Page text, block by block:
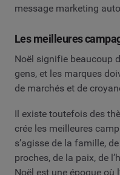
message marketing
Les meilleures
Noël signifie beaucoup
gens, et les marques
de marchés et de
Il existe toutefois des
crée les meilleures
s’agisse de la famille,
proches, de la paix, de
Noël est une époque